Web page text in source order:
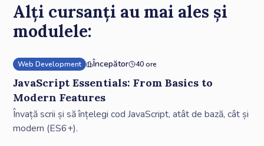
Alți cursanți au mai ales și
modulele:
Web Development Începător 40 ore
JavaScript Essentials: From Basics to
Modern Features
Învață scrii și să înțelegi cod JavaScript, atât de bază, cât și
modern (ES6+).